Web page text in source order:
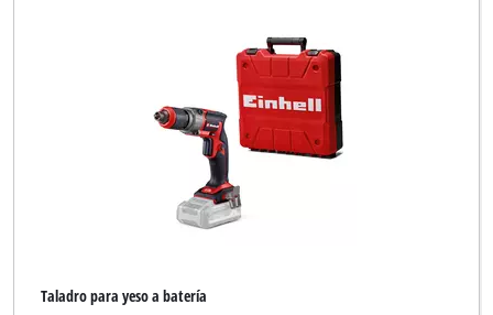
Bavaria by Einhell
Einhell Expert
Taladro para yeso a batería